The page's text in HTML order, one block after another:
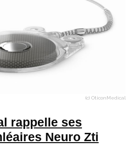
(c) OticonMedical
rappelle ses
Neuro Zti